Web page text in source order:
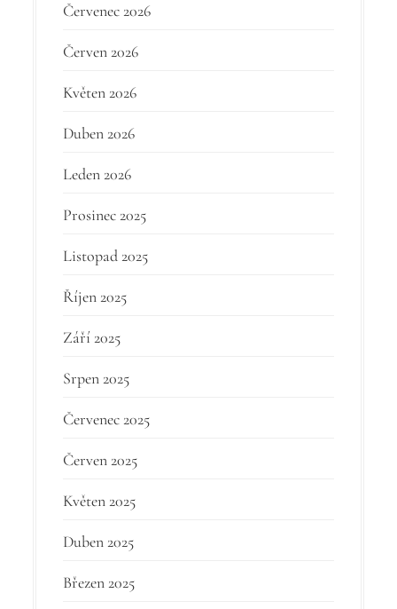
Červenec 2026
Červen 2026
Květen 2026
Duben 2026
Leden 2026
Prosinec 2025
Listopad 2025
Říjen 2025
Září 2025
Srpen 2025
Červenec 2025
Červen 2025
Květen 2025
Duben 2025
Březen 2025